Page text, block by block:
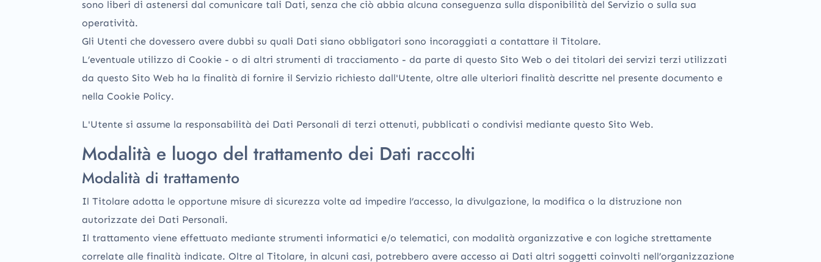
sono liberi di astenersi dal comunicare tali Dati, senza che ciò abbia alcuna conseguenza sulla disponibilità del Servizio o sulla sua
operatività.
Gli Utenti che dovessero avere dubbi su quali Dati siano obbligatori sono incoraggiati a contattare il Titolare.
L’eventuale utilizzo di Cookie - o di altri strumenti di tracciamento - da parte di questo Sito Web o dei titolari dei servizi terzi utilizzati
da questo Sito Web ha la finalità di fornire il Servizio richiesto dall'Utente, oltre alle ulteriori finalità descritte nel presente documento e
nella Cookie Policy.
L'Utente si assume la responsabilità dei Dati Personali di terzi ottenuti, pubblicati o condivisi mediante questo Sito Web.
Modalità e luogo del trattamento dei Dati raccolti
Modalità di trattamento
Il Titolare adotta le opportune misure di sicurezza volte ad impedire l’accesso, la divulgazione, la modifica o la distruzione non
autorizzate dei Dati Personali.
Il trattamento viene effettuato mediante strumenti informatici e/o telematici, con modalità organizzative e con logiche strettamente
correlate alle finalità indicate. Oltre al Titolare, in alcuni casi, potrebbero avere accesso ai Dati altri soggetti coinvolti nell’organizzazione